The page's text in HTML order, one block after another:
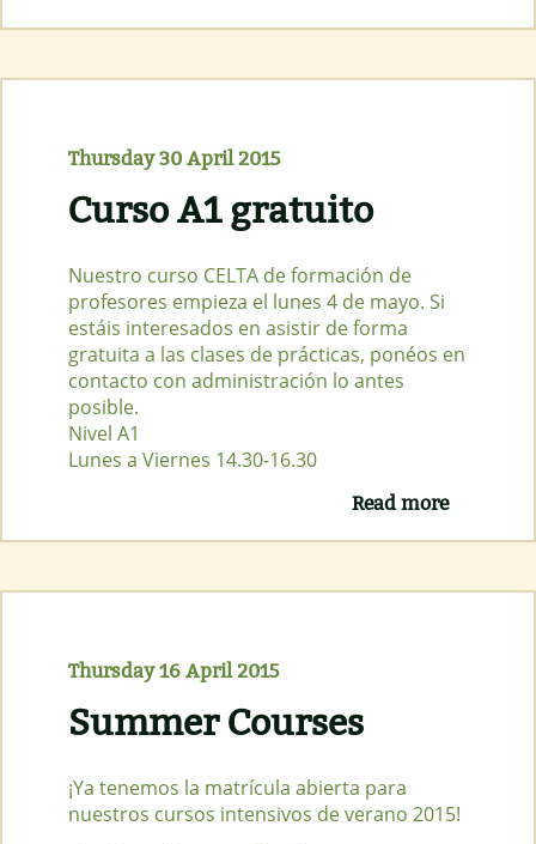
College
Nepal
Thursday 30 April 2015
Curso A1 gratuito
Nuestro curso CELTA de formación de
profesores empieza el lunes 4 de mayo. Si
estáis interesados en asistir de forma
gratuita a las clases de prácticas, ponéos en
contacto con administración lo antes
posible.
Nivel A1
Lunes a Viernes 14.30-16.30
Read moreabout
gratuito
Thursday 16 April 2015
Summer Courses
¡Ya tenemos la matrícula abierta para
nuestros cursos intensivos de verano 2015!